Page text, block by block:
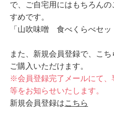
で、ご自宅用にはもちろん
すめです。
「山吹味噌 食べくらべセッ
また、新規会員登録で、こち
ご購入いただけます。
※会員登録完了メールにて、
等をお知らせいたします。
新規会員登録はこちら